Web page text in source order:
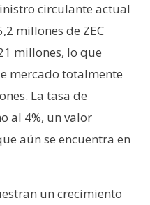
circulante actual
millones de ZEC
millones, lo que
mercado totalmente
La tasa de
al 4%, un valor
aún se encuentra en
un crecimiento